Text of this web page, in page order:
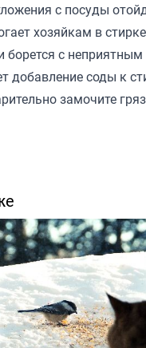
с посуды
хозяйкам в
борется с
добавление соды к
замочите